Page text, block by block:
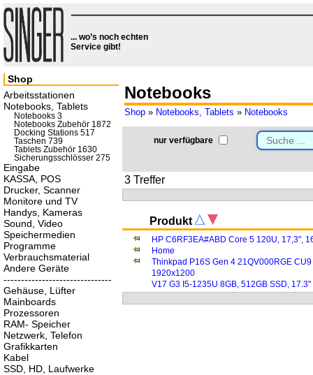
... wo’s noch echten
Service gibt!
Notebooks
Shop » Notebooks, Tablets » Notebooks
nur verfügbare
3 Treffer
Produkt
HP C6RF3EA#ABD Core 5 120U, 17,3",
Home
Thinkpad P16S Gen 4 21QV000RGE
1920x1200
V17 G3 I5-1235U 8GB, 512GB SSD,
Shop
Arbeitsstationen
Notebooks, Tablets
Notebooks 3
Notebooks Zubehör 1872
Docking Stations 517
Taschen 739
Tablets Zubehör 1630
Sicherungsschlösser 275
Eingabe
KASSA, POS
Drucker, Scanner
Monitore und TV
Handys, Kameras
Sound, Video
Speichermedien
Programme
Verbrauchsmaterial
Andere Geräte
-------------------------------
Gehäuse, Lüfter
Mainboards
Prozessoren
RAM- Speicher
Netzwerk, Telefon
Grafikkarten
Kabel
SSD, HD, Laufwerke